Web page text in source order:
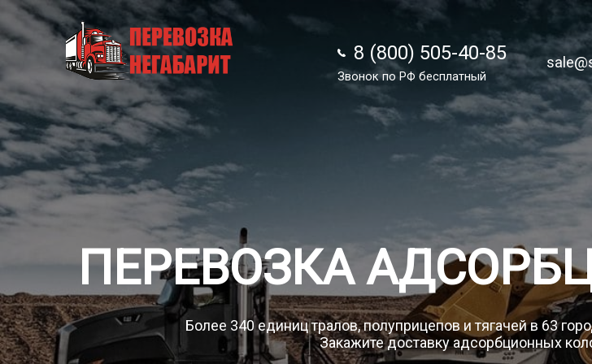
8 (800) 505-40-85
Звонок по России бесплатный
8 (800) 505-40-85
Звонок по РФ бесплатный
ПЕРЕВОЗКА
Более 340 единиц тралов, полуприцепов и тягачей в 63
Закажите доставку адсорбционных